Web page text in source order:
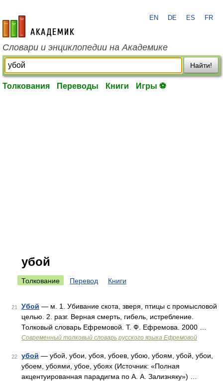
academic.ru
EN DE ES FR
Словари и энциклопедии на Академике
Найти!
Толкования Переводы Книги Игры ⚽
убой
Толкование Перевод Книги
21 Убой — м. 1. Убивание скота, зверя, птицы с промысловой
целью. 2. разг. Верная смерть, гибель, истребление.
Толковый словарь Ефремовой. Т. Ф. Ефремова. 2000 …
Современный толковый словарь русского языка Ефремовой
22 убой — убой, убои, убоя, убоев, убою, убоям, убой, убои,
убоем, убоями, убое, убоях (Источник: «Полная
акцентуированная парадигма по А. А. Зализняку») …